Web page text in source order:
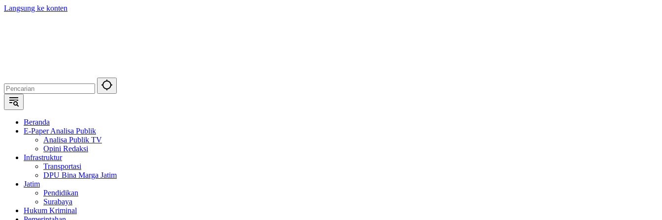
Langsung ke konten
Beranda
E-Paper Analisa Publik
Analisa Publik TV
Opini Redaksi
Infrastruktur
Transportasi
DPU Bina Marga Jatim
Jatim
Pendidikan
Surabaya
Hukum Kriminal